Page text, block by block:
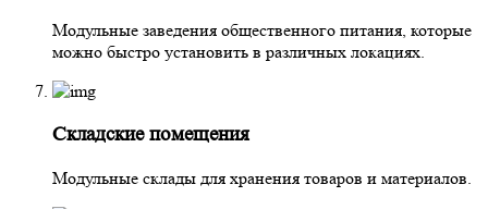
Модульные заведения общественного питания, которые
можно быстро установить в различных локациях.
Складские помещения
Модульные склады для хранения товаров и материалов.